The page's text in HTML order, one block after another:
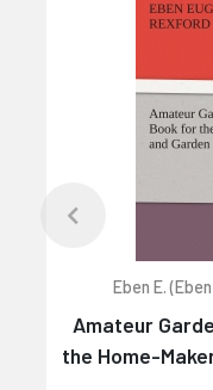
Eben E.
Amateur
the Home-